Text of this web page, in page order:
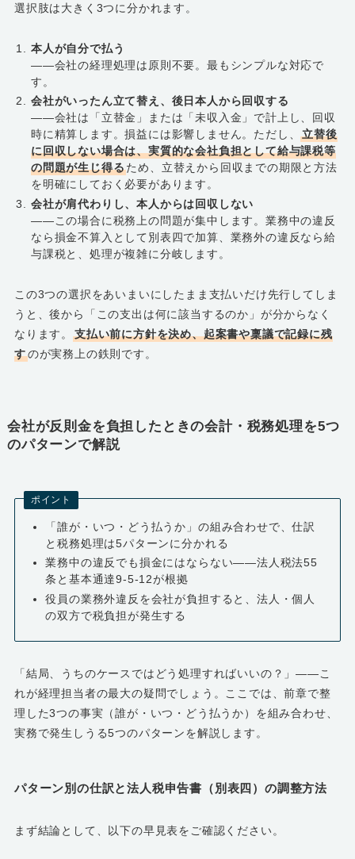
選択肢は大きく3つに分かれます。
本人が自分で払う
――会社の経理処理は原則不要。最もシンプルな対応で
す。
会社がいったん立て替え、後日本人から回収する
――会社は「立替金」または「未収入金」で計上し、回収
時に精算します。損益には影響しません。ただし、立替後
に回収しない場合は、実質的な会社負担として給与課税等
の問題が生じ得るため、立替えから回収までの期限と方法
を明確にしておく必要があります。
会社が肩代わりし、本人からは回収しない
――この場合に税務上の問題が集中します。業務中の違反
なら損金不算入として別表四で加算、業務外の違反なら給
与課税と、処理が複雑に分岐します。
この3つの選択をあいまいにしたまま支払いだけ先行してしま
うと、後から「この支出は何に該当するのか」が分からなく
なります。
支払い前に方針を決め、起案書や稟議で記録に残
すのが実務上の鉄則です。
会社が反則金を負担したときの会計・税務処理を5つ
のパターンで解説
ポイント
「誰が・いつ・どう払うか」の組み合わせで、仕訳
と税務処理は5パターンに分かれる
業務中の違反でも損金にはならない――法人税法55
条と基本通達9-5-12が根拠
役員の業務外違反を会社が負担すると、法人・個人
の双方で税負担が発生する
「結局、うちのケースではどう処理すればいいの？」――こ
れが経理担当者の最大の疑問でしょう。ここでは、前章で整
理した3つの事実（誰が・いつ・どう払うか）を組み合わせ、
実務で発生しうる5つのパターンを解説します。
パターン別の仕訳と法人税申告書（別表四）の調整方法
まず結論として、以下の早見表をご確認ください。